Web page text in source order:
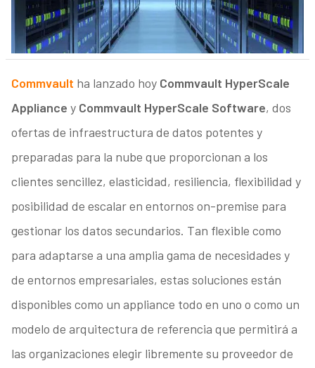
Commvault ha lanzado hoy Commvault HyperScale
Appliance y Commvault HyperScale Software, dos
ofertas de infraestructura de datos potentes y
preparadas para la nube que proporcionan a los
clientes sencillez, elasticidad, resiliencia, flexibilidad y
posibilidad de escalar en entornos on-premise para
gestionar los datos secundarios. Tan flexible como
para adaptarse a una amplia gama de necesidades y
de entornos empresariales, estas soluciones están
disponibles como un appliance todo en uno o como un
modelo de arquitectura de referencia que permitirá a
las organizaciones elegir libremente su proveedor de